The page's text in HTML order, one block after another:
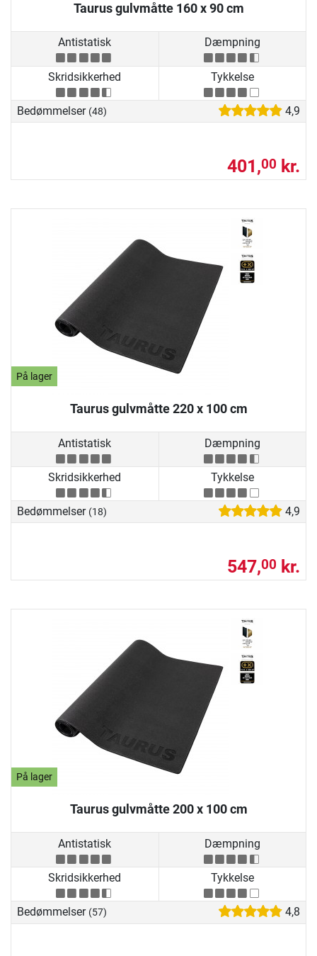
Taurus gulvmåtte 160 x 90 cm
Antistatisk Dæmpning
Skridsikkerhed Tykkelse
Bedømmelser (48) 4,9
401,00 kr.
På lager
Taurus gulvmåtte 220 x 100 cm
Antistatisk Dæmpning
Skridsikkerhed Tykkelse
Bedømmelser (18) 4,9
547,00 kr.
På lager
Taurus gulvmåtte 200 x 100 cm
Antistatisk Dæmpning
Skridsikkerhed Tykkelse
Bedømmelser (57) 4,8